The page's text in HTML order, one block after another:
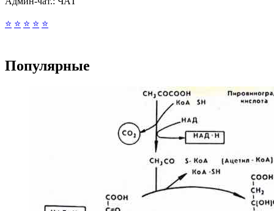
⭐ ⭐ ⭐ ⭐ ⭐
Популярные